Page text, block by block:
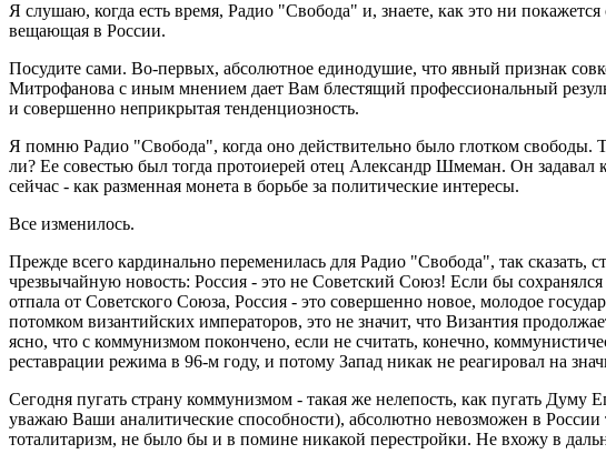
Я слушаю, когда есть время, Радио "Свобода" и, знаете, как это ни
вещающая в России.
Посудите сами. Во-первых, абсолютное единодушие, что явный признак
Митрофанова с иным мнением дает Вам блестящий профессиональный
и совершенно неприкрытая тенденциозность.
Я помню Радио "Свобода", когда оно действительно было глотком свободы.
ли? Ее совестью был тогда протоиерей отец Александр Шмеман. Он задавал
сейчас - как разменная монета в борьбе за политические интересы.
Все изменилось.
Прежде всего кардинально переменилась для Радио "Свобода", так сказать,
чрезвычайную новость: Россия - это не Советский Союз! Если бы
отпала от Советского Союза, Россия - это совершенно новое, молодое
потомком византийских императоров, это не значит, что Византия
ясно, что с коммунизмом покончено, если не считать, конечно,
реставрации режима в 96-м году, и потому Запад никак не реагировал на
Сегодня пугать страну коммунизмом - такая же нелепость, как пугать
уважаю Ваши аналитические способности), абсолютно невозможен в
тоталитаризм, не было бы и в помине никакой перестройки. Не вхожу в